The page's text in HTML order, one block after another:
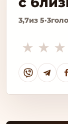
3,7из 5·3
★ ★ ★